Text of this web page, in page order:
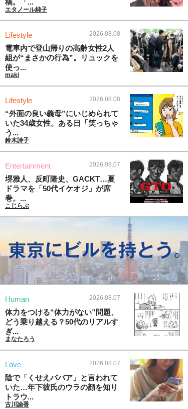
エタノール純子
Lifestyle 2026.08.08
電車内で登山帰りの高齢女性2人
組が“まさかの行為”。リュックを
使っ...
maki
Lifestyle 2026.08.08
“外面の良い義母”にいじめられて
いた34歳女性。ある日「笑っちゃ
う...
鈴木詩子
Entertainment 2026.08.07
堺雅人、反町隆史、GACKT…夏
ドラマを「50代イケオジ」が席
巻。...
こじらぶ
Human 2026.08.07
体力をつける“体力がない”問題、
どう乗り越える？50代のリアルす
ぎ...
まなたろう
Love 2026.08.07
陰で「くせえババア」と言われて
いた…年下彼氏のウラの顔を知り
トラウ...
古川諭香